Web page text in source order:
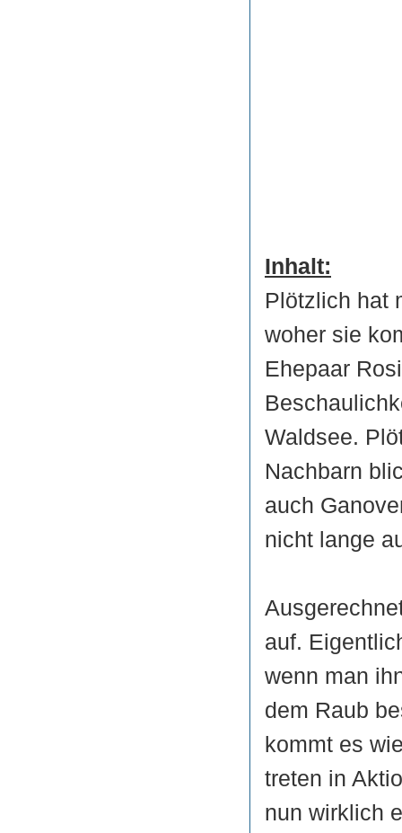
Inhalt:
Plötzlich hat
woher sie
Ehepaar
Waldsee.
Nachbarn
auch
nicht lange
auf.
wenn man
dem Raub
kommt es
treten in
nun wirklich